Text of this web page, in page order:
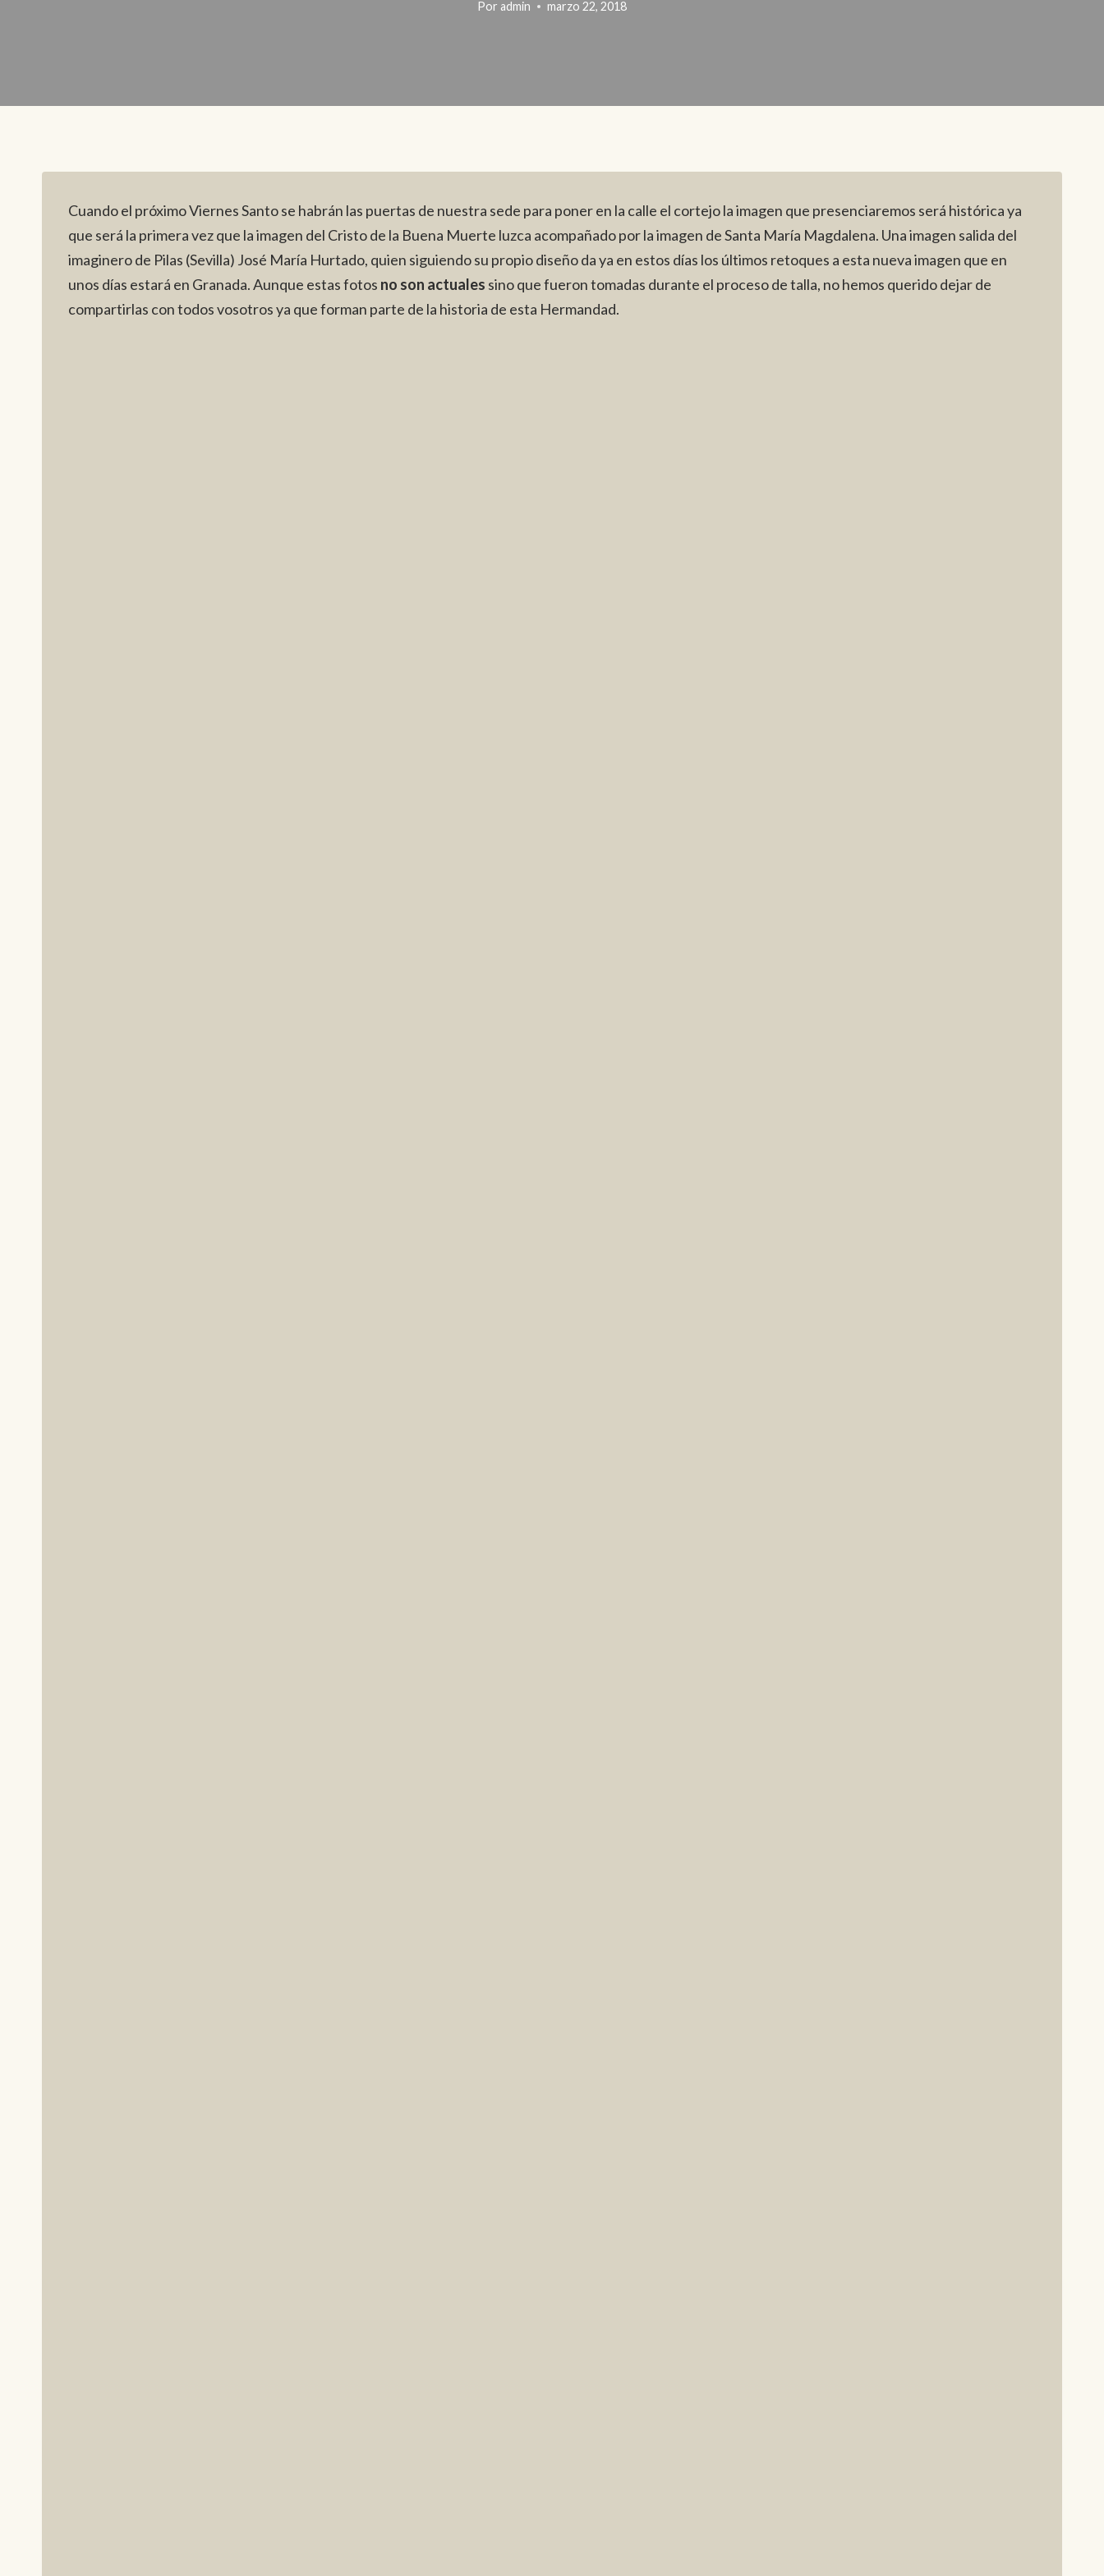
Por admin marzo 22, 2018
Cuando el próximo Viernes Santo se habrán las puertas de nuestra sede para poner en la calle el cortejo la imagen que presenciaremos será histórica ya
que será la primera vez que la imagen del Cristo de la Buena Muerte luzca acompañado por la imagen de Santa María Magdalena. Una imagen salida del
imaginero de Pilas (Sevilla) José María Hurtado, quien siguiendo su propio diseño da ya en estos días los últimos retoques a esta nueva imagen que en
unos días estará en Granada. Aunque estas fotos no son actuales sino que fueron tomadas durante el proceso de talla, no hemos querido dejar de
compartirlas con todos vosotros ya que forman parte de la historia de esta Hermandad.